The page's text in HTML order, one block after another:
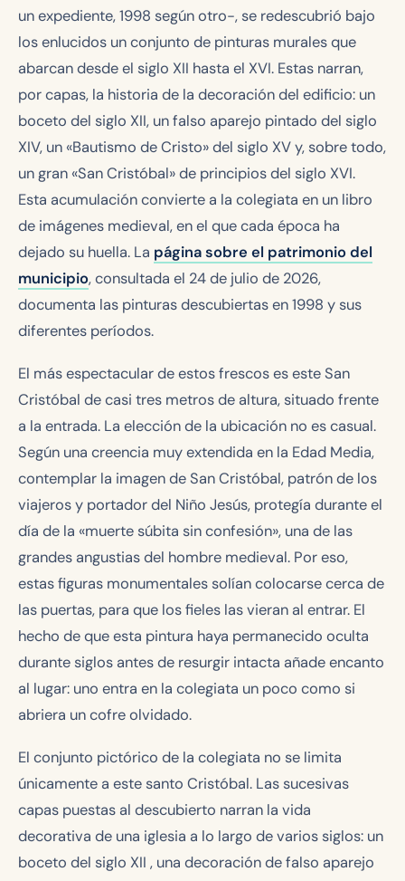
un expediente, 1998 según otro-, se redescubrió bajo
los enlucidos un conjunto de pinturas murales que
abarcan desde el siglo XII hasta el XVI. Estas narran,
por capas, la historia de la decoración del edificio: un
boceto del siglo XII, un falso aparejo pintado del siglo
XIV, un «Bautismo de Cristo» del siglo XV y, sobre todo,
un gran «San Cristóbal» de principios del siglo XVI.
Esta acumulación convierte a la colegiata en un libro
de imágenes medieval, en el que cada época ha
dejado su huella. La página sobre el patrimonio del
municipio, consultada el 24 de julio de 2026,
documenta las pinturas descubiertas en 1998 y sus
diferentes períodos.
El más espectacular de estos frescos es este San
Cristóbal de casi tres metros de altura, situado frente
a la entrada. La elección de la ubicación no es casual.
Según una creencia muy extendida en la Edad Media,
contemplar la imagen de San Cristóbal, patrón de los
viajeros y portador del Niño Jesús, protegía durante el
día de la «muerte súbita sin confesión», una de las
grandes angustias del hombre medieval. Por eso,
estas figuras monumentales solían colocarse cerca de
las puertas, para que los fieles las vieran al entrar. El
hecho de que esta pintura haya permanecido oculta
durante siglos antes de resurgir intacta añade encanto
al lugar: uno entra en la colegiata un poco como si
abriera un cofre olvidado.
El conjunto pictórico de la colegiata no se limita
únicamente a este santo Cristóbal. Las sucesivas
capas puestas al descubierto narran la vida
decorativa de una iglesia a lo largo de varios siglos: un
boceto del siglo XII , una decoración de falso aparejo